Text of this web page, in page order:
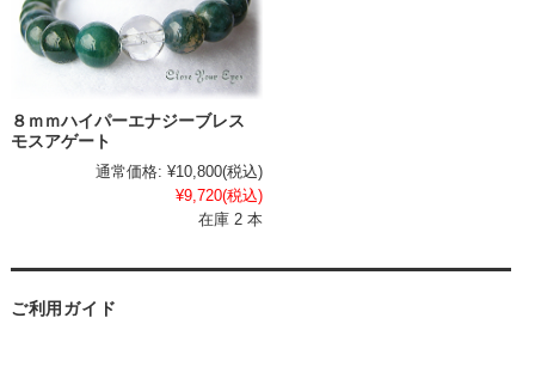
８ｍｍハイパーエナジーブレス
モスアゲート
通常価格: ¥10,800(税込)
¥9,720(税込)
在庫 2 本
ご利用ガイド